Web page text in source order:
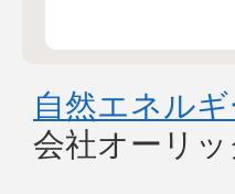
自然エネル
会社オーリ